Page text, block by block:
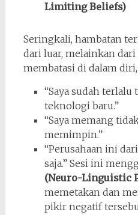
Limiting Beliefs)
Seringkali, hambatan
dari luar, melainkan
membatasi di dalam
“Saya sudah
teknologi baru.”
“Saya memang
memimpin.”
“Perusahaan ini
saja.” Sesi ini
(Neuro-Linguistic
memetakan dan
pikir negatif